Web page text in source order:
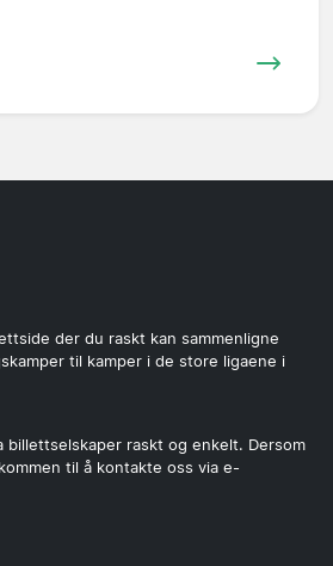
der du raskt kan sammenligne
til kamper i de store ligaene i
billettselskaper raskt og enkelt. Dersom
til å kontakte oss via e-